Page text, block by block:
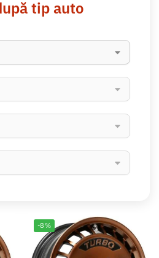
tip auto
-8%